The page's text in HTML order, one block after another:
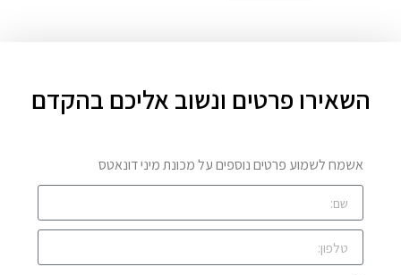
השאירו פרטים ונשוב אליכם בהקדם
אשמח לשמוע פרטים נוספים על מכונת מיני דונאטס